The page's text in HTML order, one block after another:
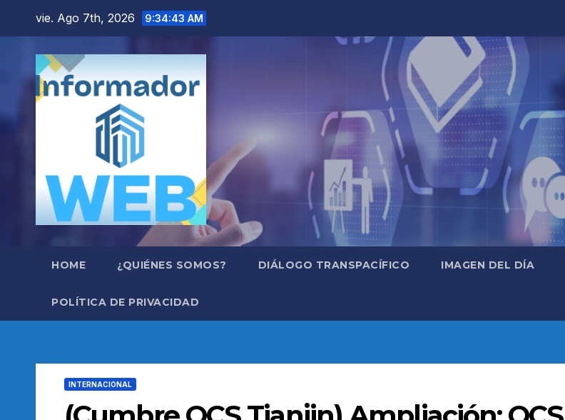
contenido
vie. Ago 7th, 2026 9:34:44 AM
HOME ¿QUIÉNES SOMOS? DIÁLOGO TRANSPACÍFICO IMAGEN DEL DÍA
POLÍTICA DE PRIVACIDAD
INTERNACIONAL